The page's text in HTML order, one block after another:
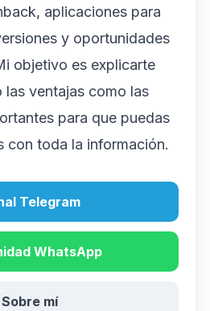
aplicaciones para
y oportunidades
objetivo es explicarte
las ventajas como las
para que puedas
con toda la información.
Telegram
WhatsApp
Sobre mí